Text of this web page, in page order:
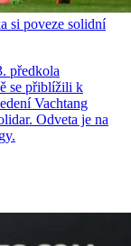
si poveze solidní
předkola
se přiblížili k
Vachtang
Odveta je na